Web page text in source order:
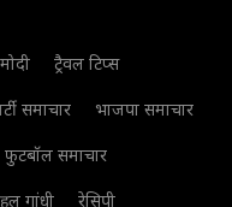
ट्रैवल टिप्स
समाचार
भाजपा समाचार
फुटबॉल समाचार
गांधी
रेसिपी